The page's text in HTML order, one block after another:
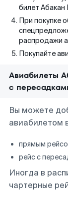
билет Абакан
При покупке
распродажи
Покупайте
Авиабилеты
с
Вы можете
авиабилетом
прямым
рейс с
Иногда в
чартерные